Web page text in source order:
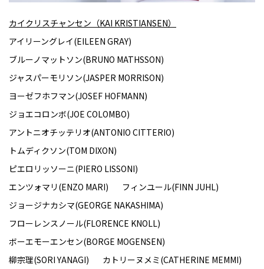
カイクリスチャンセン（KAI KRISTIANSEN）
アイリーングレイ(EILEEN GRAY)
ブルーノマットソン(BRUNO MATHSSON)
ジャスパーモリソン(JASPER MORRISON)
ヨーゼフホフマン(JOSEF HOFMANN)
ジョエコロンボ(JOE COLOMBO)
アントニオチッテリオ(ANTONIO CITTERIO)
トムディクソン(TOM DIXON)
ピエロリッソーニ(PIERO LISSONI)
エンツォマリ(ENZO MARI)
フィンユール(FINN JUHL)
ジョージナカシマ(GEORGE NAKASHIMA)
フローレンスノール(FLORENCE KNOLL)
ボーエモーエンセン(BORGE MOGENSEN)
柳宗理(SORI YANAGI)
カトリーヌメミ(CATHERINE MEMMI)